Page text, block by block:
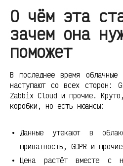
О чём эта
зачем она
поможет
В последнее время облачные
наступают со всех сторон:
Zabbix Cloud и прочие.
коробки, но есть нюансы:
Данные утекают в
приватность, GDPR и
Цена растёт вместе с